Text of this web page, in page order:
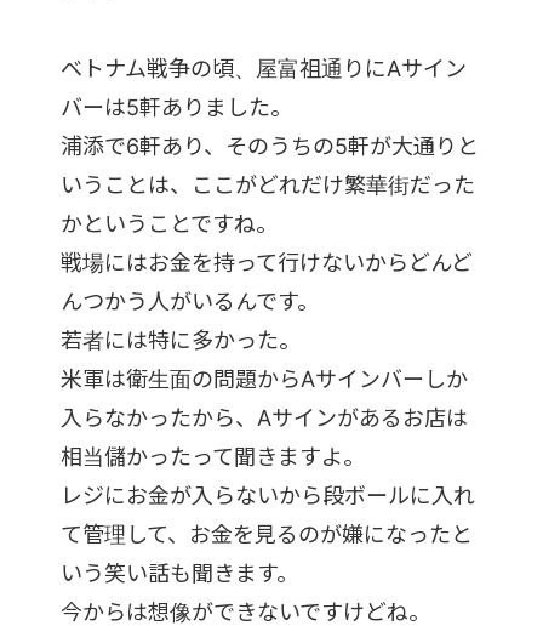
ベトナム戦争の頃、屋富祖通りにAサイン
バーは5軒ありました。
浦添で6軒あり、そのうちの5軒が大通りと
いうことは、ここがどれだけ繁華街だった
かということですね。
戦場にはお金を持って行けないからどんど
んつかう人がいるんです。
若者には特に多かった。
米軍は衛生面の問題からAサインバーしか
入らなかったから、Aサインがあるお店は
相当儲かったって聞きますよ。
レジにお金が入らないから段ボールに入れ
て管理して、お金を見るのが嫌になったと
いう笑い話も聞きます。
今からは想像ができないですけどね。